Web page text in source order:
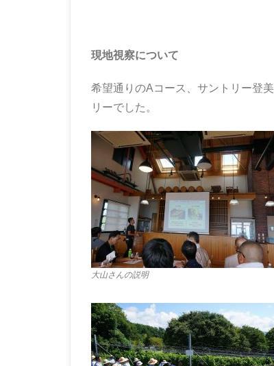
現地視察について
希望通りのAコース、サントリー登
リーでした。
大山さんの説明